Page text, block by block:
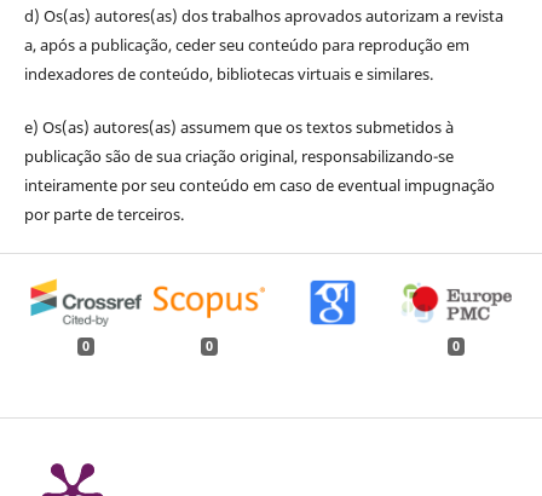
d) Os(as) autores(as) dos trabalhos aprovados autorizam a revista
a, após a publicação, ceder seu conteúdo para reprodução em
indexadores de conteúdo, bibliotecas virtuais e similares.
e) Os(as) autores(as) assumem que os textos submetidos à
publicação são de sua criação original, responsabilizando-se
inteiramente por seu conteúdo em caso de eventual impugnação
por parte de terceiros.
0 0 0